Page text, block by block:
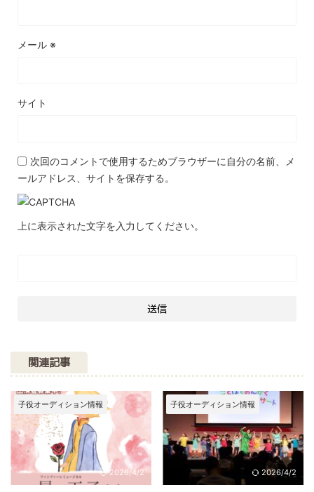
メール ※
サイト
次回のコメントで使用するためブラウザーに自分の名前、メ
ールアドレス、サイトを保存する。
上に表示された文字を入力してください。
関連記事
子役オーディション情報
2026/4/2
子役オーディション情報
2026/4/2